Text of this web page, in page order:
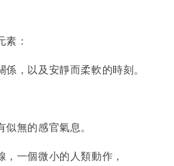
：
，以及安靜而柔軟的時刻。
無的感官氣息。
一個微小的人類動作，